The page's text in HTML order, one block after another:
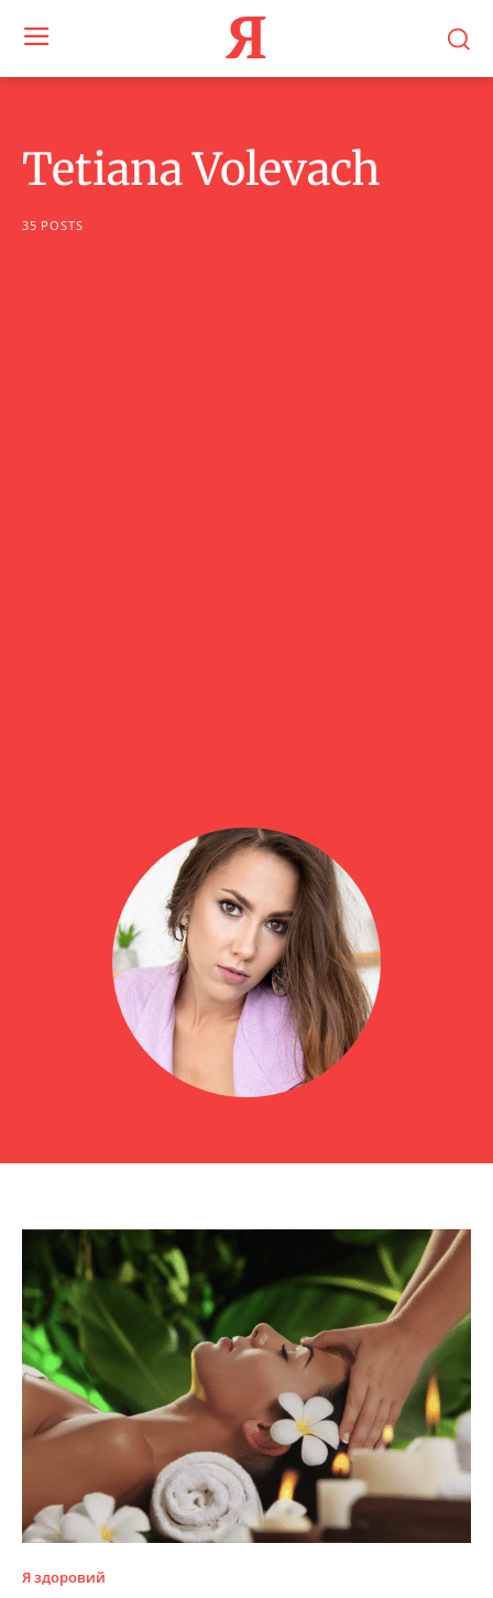
Я
Tetiana Volevach
35 POSTS
Я здоровий